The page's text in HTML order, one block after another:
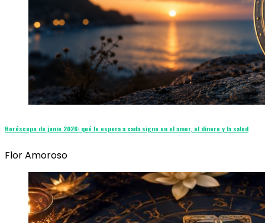
Horóscopo de junio 2026: qué le espera a cada signo en el amor, el dinero y la salud
Flor Amoroso